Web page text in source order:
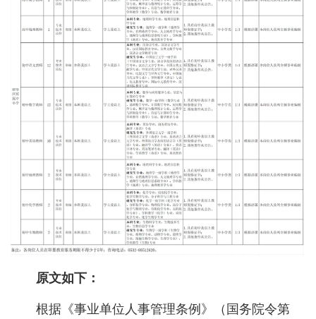
原文如下：
根据《事业单位人事管理条例》（国务院令第